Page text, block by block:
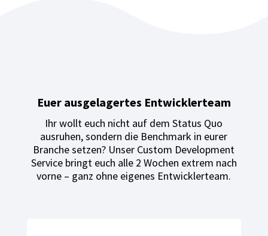
Euer ausgelagertes Entwicklerteam
Ihr wollt euch nicht auf dem Status Quo
ausruhen, sondern die Benchmark in eurer
Branche setzen? Unser Custom Development
Service bringt euch alle 2 Wochen extrem nach
vorne – ganz ohne eigenes Entwicklerteam.